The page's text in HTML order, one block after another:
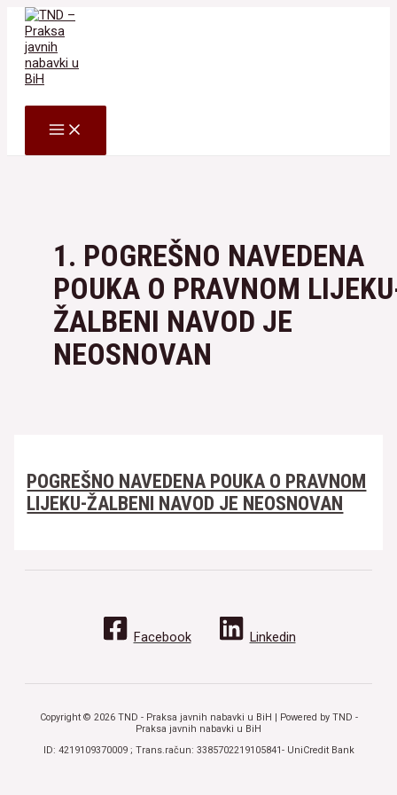
Skip
content
MAIN
MENU
1. POGREŠNO NAVEDENA
POUKA O PRAVNOM
ŽALBENI NAVOD JE
NEOSNOVAN
POGREŠNO NAVEDENA POUKA O PRAVNOM
LIJEKU-ŽALBENI NAVOD JE NEOSNOVAN
Facebook Linkedin
Copyright © 2026 TND - Praksa javnih nabavki u BiH | Powered by TND -
Praksa javnih nabavki u BiH
ID: 4219109370009 ; Trans.račun: 3385702219105841- UniCredit Bank